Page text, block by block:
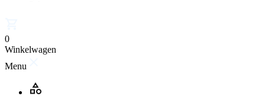
0
Winkelwagen
Menu